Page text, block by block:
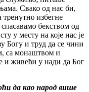
Свако од нас би,
избегне
бекством од
у месту на које нас је
Богу и труд да се чини
са монаштвом и
и живећи у нади да Бог
да као народ више